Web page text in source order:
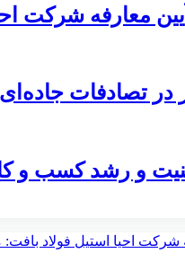
معارفه شرکت
در تصادفات
و رشد کسب‌ و